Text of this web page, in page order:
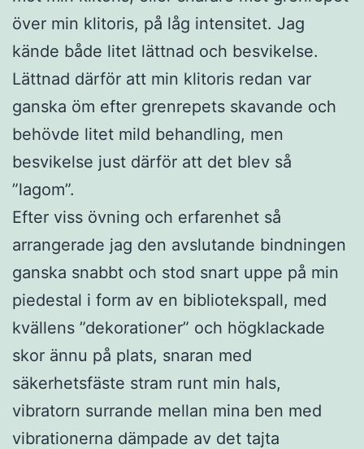
över min klitoris, på låg intensitet. Jag
kände både litet lättnad och besvikelse.
Lättnad därför att min klitoris redan var
ganska öm efter grenrepets skavande och
behövde litet mild behandling, men
besvikelse just därför att det blev så
”lagom”.
Efter viss övning och erfarenhet så
arrangerade jag den avslutande bindningen
ganska snabbt och stod snart uppe på min
piedestal i form av en bibliotekspall, med
kvällens ”dekorationer” och högklackade
skor ännu på plats, snaran med
säkerhetsfäste stram runt min hals,
vibratorn surrande mellan mina ben med
vibrationerna dämpade av det tajta